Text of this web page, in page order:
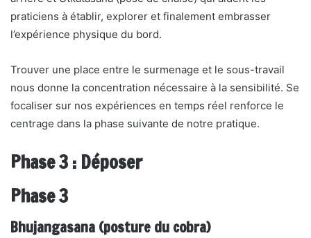
praticiens à établir, explorer et finalement embrasser
l’expérience physique du bord.
Trouver une place entre le surmenage et le sous-travail
nous donne la concentration nécessaire à la sensibilité. Se
focaliser sur nos expériences en temps réel renforce le
centrage dans la phase suivante de notre pratique.
Phase 3 : Déposer
Phase 3
Bhujangasana (posture du cobra)